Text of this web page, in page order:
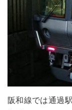
阪和線では通過